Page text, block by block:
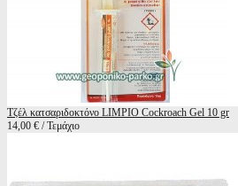
Τζέλ κατσαριδοκτόνο LIMPIO Cockroach Gel 10 gr
14,00 € / Τεμάχιο